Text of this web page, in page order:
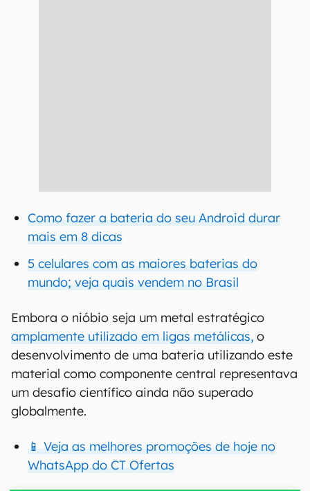
Como fazer a bateria do seu Android durar
mais em 8 dicas
5 celulares com as maiores baterias do
mundo; veja quais vendem no Brasil
Embora o nióbio seja um metal estratégico
amplamente utilizado em ligas metálicas, o
desenvolvimento de uma bateria utilizando este
material como componente central representava
um desafio científico ainda não superado
globalmente.
📱 Veja as melhores promoções de hoje no
WhatsApp do CT Ofertas